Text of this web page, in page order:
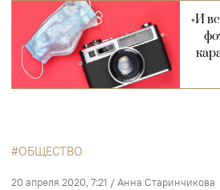
«И
ОБЩЕСТВО
20 апреля 2020, 7:21 /Анна Старинчикова